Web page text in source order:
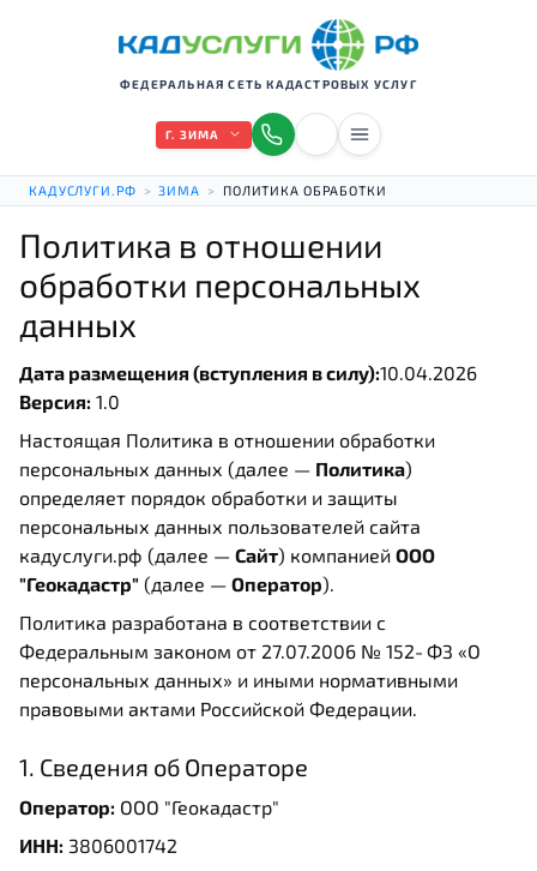
ФЕДЕРАЛЬНАЯ СЕТЬ КАДАСТРОВЫХ УСЛУГ
Г. ЗИМА
КАДУСЛУГИ.РФ > ЗИМА > ПОЛИТИКА ОБРАБОТКИ
Политика в отношении
обработки персональных
данных
Дата размещения (вступления в силу):10.04.2026
Версия: 1.0
Настоящая Политика в отношении обработки
персональных данных (далее — Политика)
определяет порядок обработки и защиты
персональных данных пользователей сайта
кадуслуги.рф (далее — Сайт) компанией ООО
"Геокадастр" (далее — Оператор).
Политика разработана в соответствии с
Федеральным законом от 27.07.2006 № 152‑ФЗ «О
персональных данных» и иными нормативными
правовыми актами Российской Федерации.
1. Сведения об Операторе
Оператор: ООО "Геокадастр"
ИНН: 3806001742